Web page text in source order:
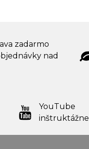
zadarmo
nad
YouTube